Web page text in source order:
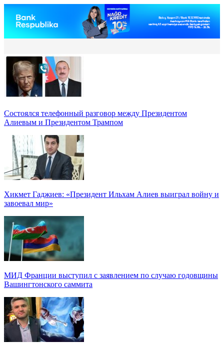
Состоялся телефонный разговор между Президентом
Алиевым и Президентом Трампом
Хикмет Гаджиев: «Президент Ильхам Алиев выиграл войну и
завоевал мир»
МИД Франции выступил с заявлением по случаю годовщины
Вашингтонского саммита